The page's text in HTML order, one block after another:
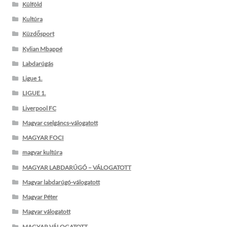
Külföld
Kultúra
Küzdősport
Kylian Mbappé
Labdarúgás
Ligue 1.
LIGUE 1.
Liverpool FC
Magyar cselgáncs-válogatott
MAGYAR FOCI
magyar kultúra
MAGYAR LABDARÚGÓ – VÁLOGATOTT
Magyar labdarúgó-válogatott
Magyar Péter
Magyar válogatott